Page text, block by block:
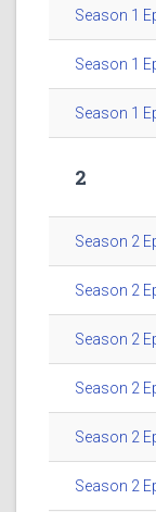
Season 1
Season 1
Season 1
2
Season 2
Season 2
Season 2
Season 2
Season 2
Season 2